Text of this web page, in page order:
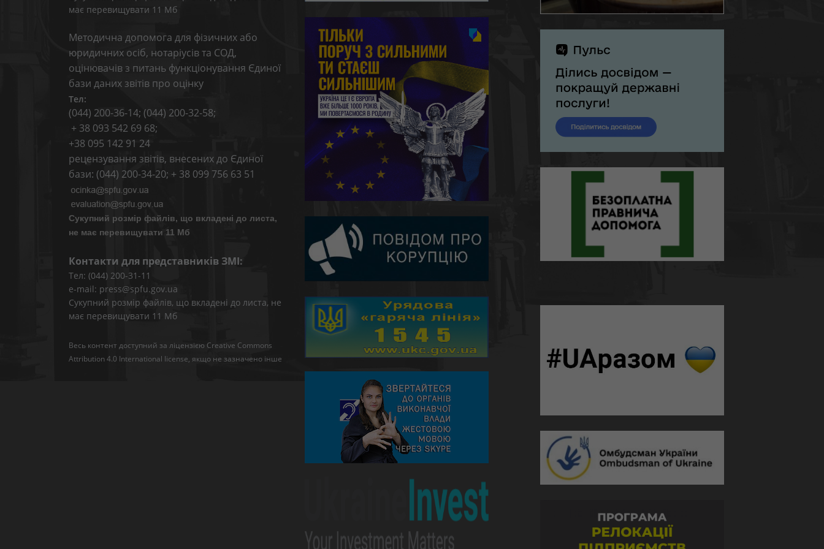
має перевищувати 11 Мб
Методична допомога для фізичних або
юридичних осіб, нотаріусів та СОД,
оцінювачів з питань функціонування Єдиної
бази даних звітів про оцінку
Тел:
(044) 200-36-14; (044) 200-32-58;
+ 38 093 542 69 68;
+38 095 142 91 24
рецензування звітів, внесених до Єдиної
бази: (044) 200-34-20; + 38 099 756 63 51
Сукупний розмір файлів, що вкладені до листа,
не має перевищувати 11 Мб
Контакти для представників ЗМІ:
Тел: (044) 200-31-11
e-mail: press@spfu.gov.ua
Сукупний розмір файлів, що вкладені до листа, не
має перевищувати 11 Мб
Весь контент доступний за ліцензією Creative Commons
Attribution 4.0 International license, якщо не зазначено інше